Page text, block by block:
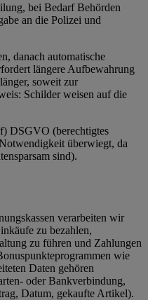
bei Bedarf Behörden
an die Polizei und
danach automatische
längere Aufbewahrung
soweit zur
Schilder weisen auf die
DSGVO (berechtigtes
überwiegt, da
sind).
verarbeiten wir
zu bezahlen,
zu führen und Zahlungen
wie
Daten gehören
oder Bankverbindung,
Datum, gekaufte Artikel).